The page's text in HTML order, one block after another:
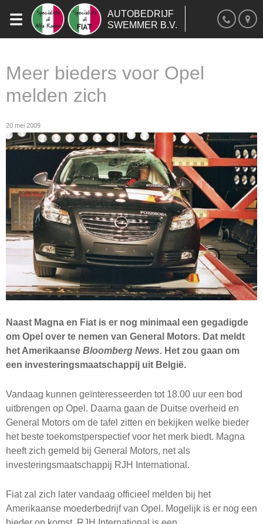
AUTOBEDRIJF
SWEMMER B.V.
Meer bieders voor Opel
melden zich
20 mei 2009
Naast Magna en Fiat is er nog minimaal een gegadigde
om Opel over te nemen van General Motors. Dat meldt
het Amerikaanse Bloomberg News. Het zou gaan om
een investeringsmaatschappij uit België.
Vandaag kunnen geïnteresseerden tot 18.00 uur een bod
uitbrengen op Opel. Daarna gaan de Duitse overheid en
General Motors om de tafel zitten en bekijken welke bieder
het beste toekomstperspectief voor het merk biedt. Magna
heeft zich gemeld bij General Motors, net als
investeringsmaatschappij RJH International.
Fiat zal zich later vandaag officieel melden bij het
Amerikaanse moederbedrijf van Opel. Mogelijk is er nog een